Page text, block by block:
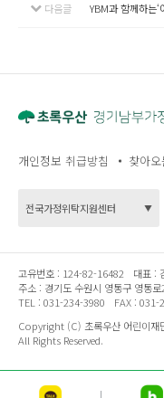
다음글 YBM 과 함께하는
개인정보 취급방침 찾아오
고유번호 : 124-82-16482 대표 :
주소 : 경기도 수원시 영통구 영통
TEL : 031-234-3980 FAX : 031-
Copyright (C) 초록우산 어린이재
All Rights Reserved.